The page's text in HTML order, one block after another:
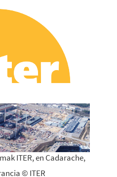
ITER, en Cadarache,
© ITER